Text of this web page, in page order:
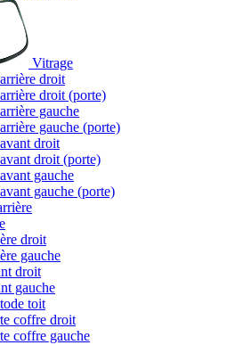
Vitrage
droit
droit (porte)
gauche
gauche (porte)
droit
droit (porte)
gauche
gauche (porte)
droit
gauche
droit
gauche
toit
coffre droit
coffre gauche